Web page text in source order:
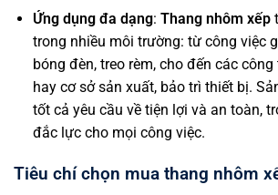
Ứng dụng đa dạng: Thang nhôm xếp
trong nhiều môi trường: từ công việc
bóng đèn, treo rèm, cho đến các
hay cơ sở sản xuất, bảo trì thiết bị.
tốt cả yêu cầu về tiện lợi và an toàn,
đắc lực cho mọi công việc.
Tiêu chí chọn mua thang nhôm